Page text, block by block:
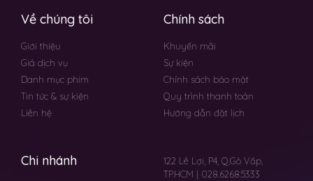
Về chúng tôi
Giới thiệu
Giá dịch vụ
Danh mục phim
Tin tức & sự kiện
Liên hệ
Chính sách
Khuyến mãi
Sự kiện
Chính sách bảo mật
Quy trình thanh toán
Hướng dẫn đặt lịch
Chi nhánh
122 Lê Lợi, P4, Q.Gò Vấp,
TP.HCM | 028.6268.5333